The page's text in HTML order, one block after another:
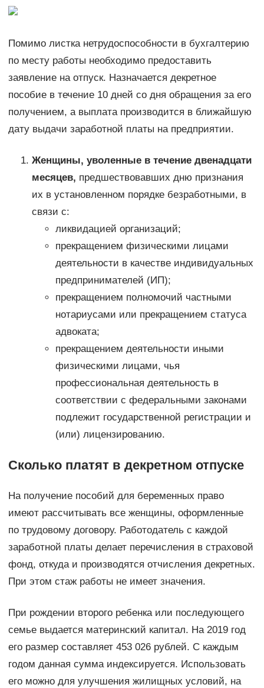
Помимо листка нетрудоспособности в бухгалтерию
по месту работы необходимо предоставить
заявление на отпуск. Назначается декретное
пособие в течение 10 дней со дня обращения за его
получением, а выплата производится в ближайшую
дату выдачи заработной платы на предприятии.
Женщины, уволенные в течение двенадцати
месяцев, предшествовавших дню признания
их в установленном порядке безработными, в
связи с:
ликвидацией организаций;
прекращением физическими лицами
деятельности в качестве индивидуальных
предпринимателей (ИП);
прекращением полномочий частными
нотариусами или прекращением статуса
адвоката;
прекращением деятельности иными
физическими лицами, чья
профессиональная деятельность в
соответствии с федеральными законами
подлежит государственной регистрации и
(или) лицензированию.
Сколько платят в декретном отпуске
На получение пособий для беременных право
имеют рассчитывать все женщины, оформленные
по трудовому договору. Работодатель с каждой
заработной платы делает перечисления в страховой
фонд, откуда и производятся отчисления декретных.
При этом стаж работы не имеет значения.
При рождении второго ребенка или последующего
семье выдается материнский капитал. На 2019 год
его размер составляет 453 026 рублей. С каждым
годом данная сумма индексируется. Использовать
его можно для улучшения жилищных условий, на